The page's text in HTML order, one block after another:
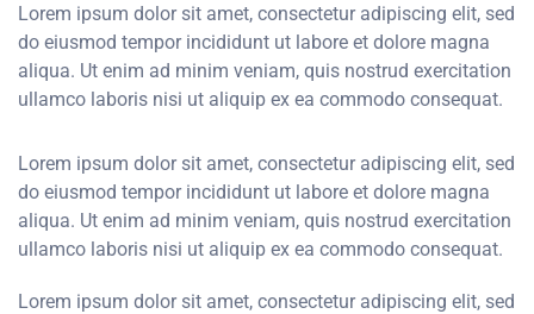
Lorem ipsum dolor sit amet, consectetur adipiscing elit, sed
do eiusmod tempor incididunt ut labore et dolore magna
aliqua. Ut enim ad minim veniam, quis nostrud exercitation
ullamco laboris nisi ut aliquip ex ea commodo consequat.
Lorem ipsum dolor sit amet, consectetur adipiscing elit, sed
do eiusmod tempor incididunt ut labore et dolore magna
aliqua. Ut enim ad minim veniam, quis nostrud exercitation
ullamco laboris nisi ut aliquip ex ea commodo consequat.
Lorem ipsum dolor sit amet, consectetur adipiscing elit, sed